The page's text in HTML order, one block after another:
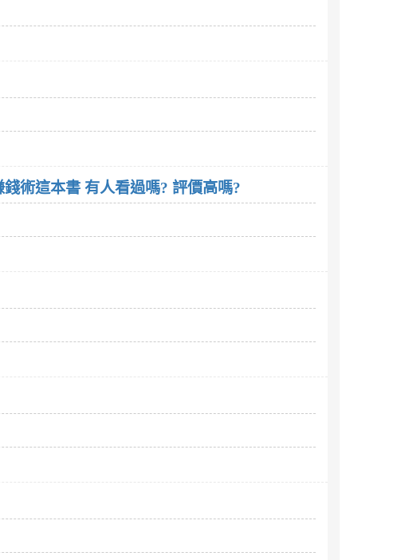
廖柏全,張典宏,方耀慶,李瑞欣,陳冠佑,陳達為寫的94狂：素人房地產快樂賺錢術這本書 有人看過嗎? 評價高嗎?